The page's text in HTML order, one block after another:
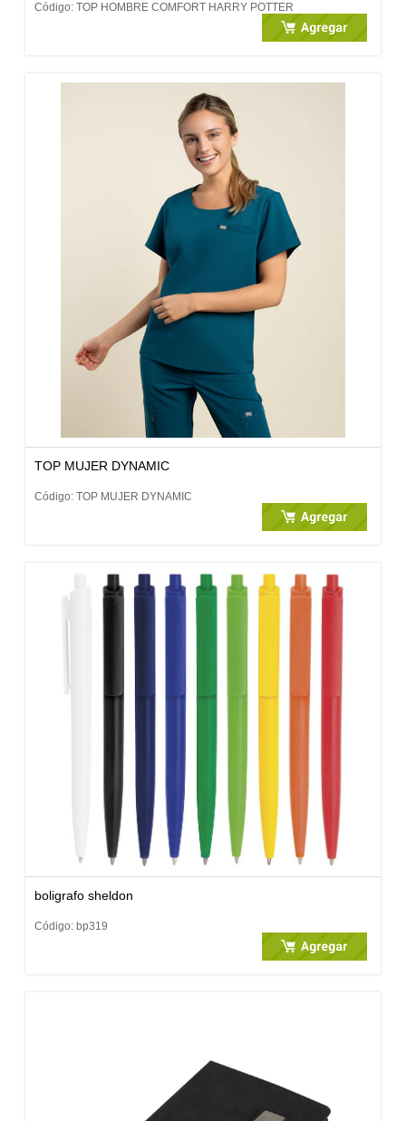
Código: TOP HOMBRE COMFORT HARRY POTTER
TOP MUJER DYNAMIC
Código: TOP MUJER DYNAMIC
boligrafo sheldon
Código: bp319